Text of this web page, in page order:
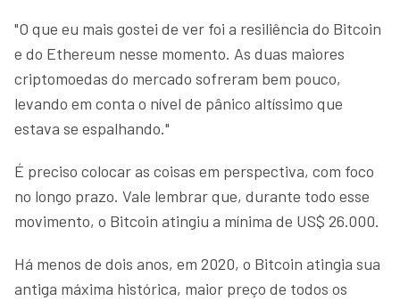
"O que eu mais gostei de ver foi a resiliência do Bitcoin
e do Ethereum nesse momento. As duas maiores
criptomoedas do mercado sofreram bem pouco,
levando em conta o nível de pânico altíssimo que
estava se espalhando."
É preciso colocar as coisas em perspectiva, com foco
no longo prazo. Vale lembrar que, durante todo esse
movimento, o Bitcoin atingiu a mínima de US$ 26.000.
Há menos de dois anos, em 2020, o Bitcoin atingia sua
antiga máxima histórica, maior preço de todos os